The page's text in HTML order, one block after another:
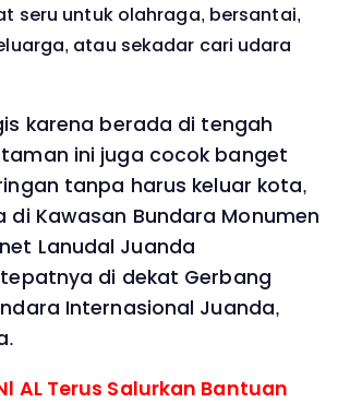
seru untuk olahraga, bersantai,
atau sekadar cari udara
karena berada di tengah
ini juga cocok banget
tanpa harus keluar kota,
di Kawasan Bundara Monumen
Lanudal Juanda
di dekat Gerbang
Internasional Juanda,
AL Terus Salurkan Bantuan